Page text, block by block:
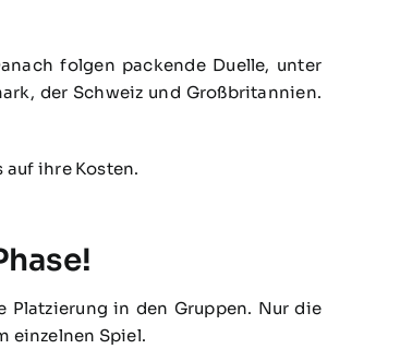
folgen packende Duelle, unter
der Schweiz und Großbritannien.
ihre Kosten.
in den Gruppen. Nur die
einzelnen Spiel.